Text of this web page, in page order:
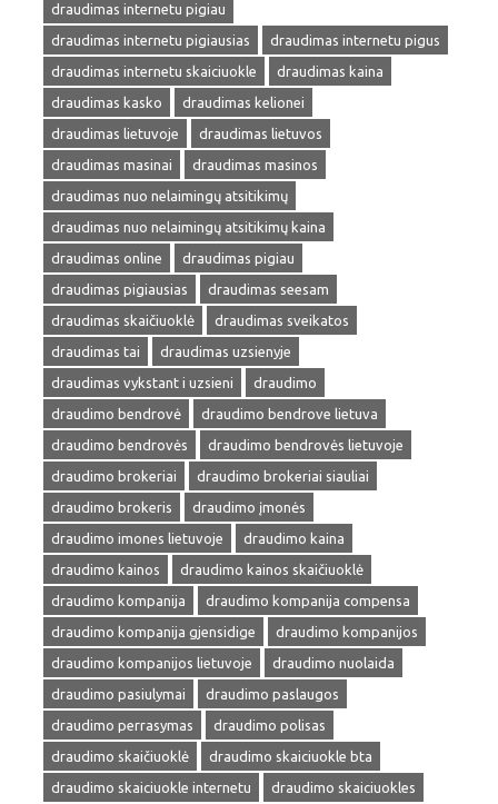
draudimas internetu pigiau
draudimas internetu pigiausias
draudimas internetu pigus
draudimas internetu skaiciuokle
draudimas kaina
draudimas kasko
draudimas kelionei
draudimas lietuvoje
draudimas lietuvos
draudimas masinai
draudimas masinos
draudimas nuo nelaimingų atsitikimų
draudimas nuo nelaimingų atsitikimų kaina
draudimas online
draudimas pigiau
draudimas pigiausias
draudimas seesam
draudimas skaičiuoklė
draudimas sveikatos
draudimas tai
draudimas uzsienyje
draudimas vykstant i uzsieni
draudimo
draudimo bendrovė
draudimo bendrove lietuva
draudimo bendrovės
draudimo bendrovės lietuvoje
draudimo brokeriai
draudimo brokeriai siauliai
draudimo brokeris
draudimo įmonės
draudimo imones lietuvoje
draudimo kaina
draudimo kainos
draudimo kainos skaičiuoklė
draudimo kompanija
draudimo kompanija compensa
draudimo kompanija gjensidige
draudimo kompanijos
draudimo kompanijos lietuvoje
draudimo nuolaida
draudimo pasiulymai
draudimo paslaugos
draudimo perrasymas
draudimo polisas
draudimo skaičiuoklė
draudimo skaiciuokle bta
draudimo skaiciuokle internetu
draudimo skaiciuokles